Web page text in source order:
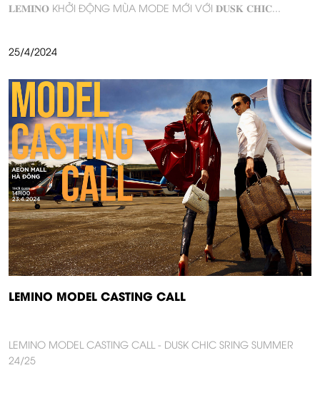
𝐋𝐄𝐌𝐈𝐍𝐎 KHỞI ĐỘNG MÙA MODE MỚI VỚI 𝐃𝐔𝐒𝐊 𝐂𝐇𝐈𝐂...
25/4/2024
LEMINO MODEL CASTING CALL
LEMINO MODEL CASTING CALL - DUSK CHIC SRING SUMMER
24/25